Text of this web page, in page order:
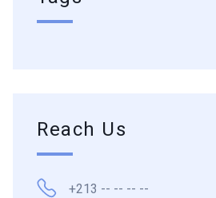
Reach Us
+213 -- -- -- --